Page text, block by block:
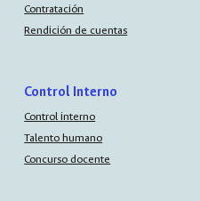
Contratación
Rendición de cuentas
Control Interno
Control interno
Talento humano
Concurso docente